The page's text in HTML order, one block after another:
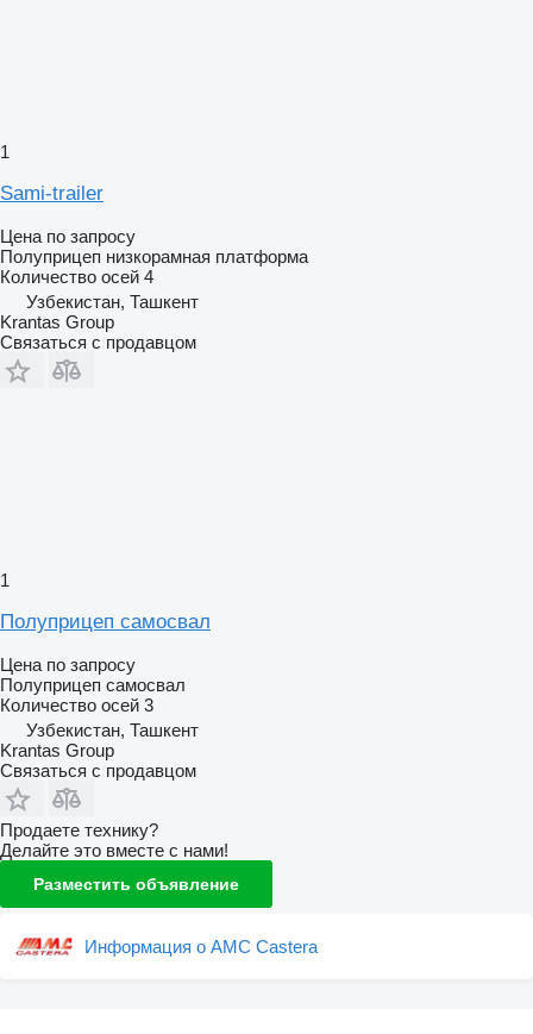
1
Sami-trailer
Цена по запросу
Полуприцеп низкорамная платформа
Количество осей 4
Узбекистан, Ташкент
Krantas Group
Связаться с продавцом
1
Полуприцеп самосвал
Цена по запросу
Полуприцеп самосвал
Количество осей 3
Узбекистан, Ташкент
Krantas Group
Связаться с продавцом
Продаете технику?
Делайте это вместе с нами!
Разместить объявление
Информация о AMC Castera